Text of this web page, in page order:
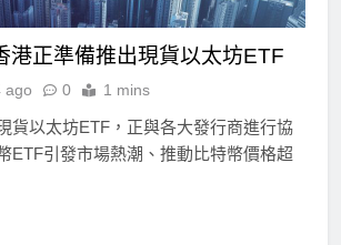
港正準備推出現貨以太坊ETF
ago 0 1 mins
貨以太坊ETF，正與各大發行商進行協
ETF引發市場熱潮、推動比特幣價格超